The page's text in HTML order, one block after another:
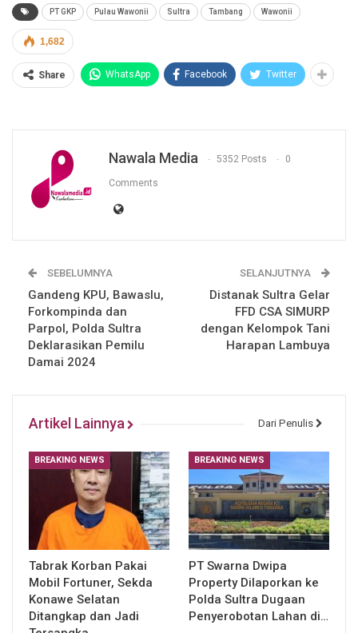
PT GKP Pulau Wawonii Sultra Tambang Wawonii
1,682
Share WhatsApp Facebook Twitter
Nawala Media 5352 Posts 0
Comments
SEBELUMNYA
Gandeng KPU, Bawaslu,
Forkompinda dan
Parpol, Polda Sultra
Deklarasikan Pemilu
Damai 2024
SELANJUTNYA
Distanak Sultra Gelar
FFD CSA SIMURP
dengan Kelompok Tani
Harapan Lambuya
Artikel Lainnya Dari Penulis
BREAKING NEWS
Tabrak Korban Pakai
Mobil Fortuner, Sekda
Konawe Selatan
Ditangkap dan Jadi
BREAKING NEWS
PT Swarna Dwipa
Property Dilaporkan ke
Polda Sultra Dugaan
Penyerobotan Lahan di…